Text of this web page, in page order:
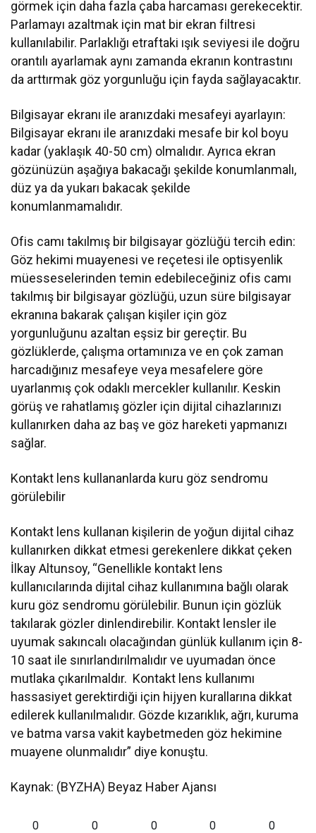
görmek için daha fazla çaba harcaması gerekecektir.
Parlamayı azaltmak için mat bir ekran filtresi
kullanılabilir. Parlaklığı etraftaki ışık seviyesi ile doğru
orantılı ayarlamak aynı zamanda ekranın kontrastını
da arttırmak göz yorgunluğu için fayda sağlayacaktır.
Bilgisayar ekranı ile aranızdaki mesafeyi ayarlayın:
Bilgisayar ekranı ile aranızdaki mesafe bir kol boyu
kadar (yaklaşık 40-50 cm) olmalıdır. Ayrıca ekran
gözünüzün aşağıya bakacağı şekilde konumlanmalı,
düz ya da yukarı bakacak şekilde
konumlanmamalıdır.
Ofis camı takılmış bir bilgisayar gözlüğü tercih edin:
Göz hekimi muayenesi ve reçetesi ile optisyenlik
müesseselerinden temin edebileceğiniz ofis camı
takılmış bir bilgisayar gözlüğü, uzun süre bilgisayar
ekranına bakarak çalışan kişiler için göz
yorgunluğunu azaltan eşsiz bir gereçtir. Bu
gözlüklerde, çalışma ortamınıza ve en çok zaman
harcadığınız mesafeye veya mesafelere göre
uyarlanmış çok odaklı mercekler kullanılır. Keskin
görüş ve rahatlamış gözler için dijital cihazlarınızı
kullanırken daha az baş ve göz hareketi yapmanızı
sağlar.
Kontakt lens kullananlarda kuru göz sendromu
görülebilir
Kontakt lens kullanan kişilerin de yoğun dijital cihaz
kullanırken dikkat etmesi gerekenlere dikkat çeken
İlkay Altunsoy, “Genellikle kontakt lens
kullanıcılarında dijital cihaz kullanımına bağlı olarak
kuru göz sendromu görülebilir. Bunun için gözlük
takılarak gözler dinlendirebilir. Kontakt lensler ile
uyumak sakıncalı olacağından günlük kullanım için 8-
10 saat ile sınırlandırılmalıdır ve uyumadan önce
mutlaka çıkarılmaldır. Kontakt lens kullanımı
hassasiyet gerektirdiği için hijyen kurallarına dikkat
edilerek kullanılmalıdır. Gözde kızarıklık, ağrı, kuruma
ve batma varsa vakit kaybetmeden göz hekimine
muayene olunmalıdır” diye konuştu.
Kaynak: (BYZHA) Beyaz Haber Ajansı
0 0 0 0 0